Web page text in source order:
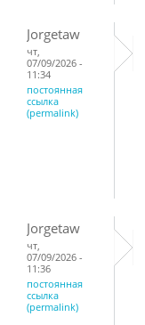
Jorgetaw
чт,
07/09/2026 -
11:34
постоянная
ссылка
(permalink)
Jorgetaw
чт,
07/09/2026 -
11:36
постоянная
ссылка
(permalink)